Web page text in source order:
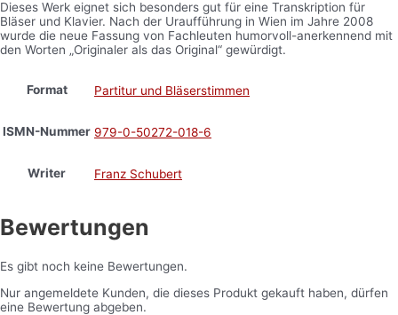
Dieses Werk eignet sich besonders gut für eine Transkription für
Bläser und Klavier. Nach der Uraufführung in Wien im Jahre 2008
wurde die neue Fassung von Fachleuten humorvoll-anerkennend mit
den Worten „Originaler als das Original“ gewürdigt.
Format Partitur und Bläserstimmen
ISMN-Nummer 979-0-50272-018-6
Writer Franz Schubert
Bewertungen
Es gibt noch keine Bewertungen.
Nur angemeldete Kunden, die dieses Produkt gekauft haben, dürfen
eine Bewertung abgeben.